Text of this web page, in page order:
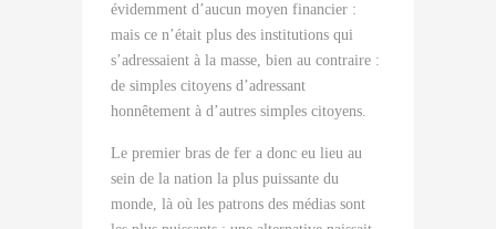
évidemment d’aucun moyen financier :
mais ce n’était plus des institutions qui
s’adressaient à la masse, bien au contraire :
de simples citoyens d’adressant
honnêtement à d’autres simples citoyens.
Le premier bras de fer a donc eu lieu au
sein de la nation la plus puissante du
monde, là où les patrons des médias sont